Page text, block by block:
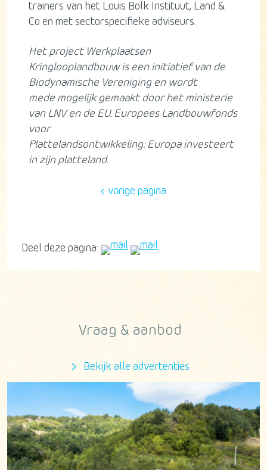
trainers van het Louis Bolk Instituut, Land &
Co en met sectorspecifieke adviseurs.
Het project Werkplaatsen
Kringlooplandbouw is een initiatief van de
Biodynamische Vereniging en wordt
mede mogelijk gemaakt door het ministerie
van LNV en de EU. Europees Landbouwfonds
voor
Plattelandsontwikkeling: Europa investeert
in zijn platteland.
vorige pagina
Deel deze pagina:
Vraag & aanbod
Bekijk alle advertenties